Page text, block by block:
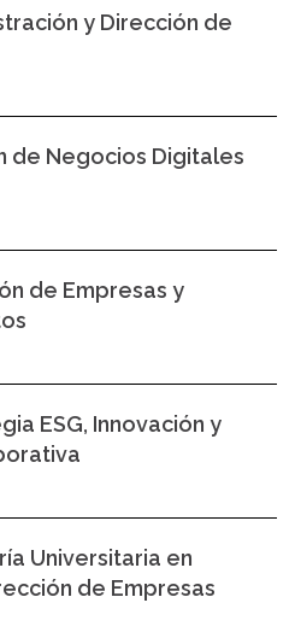
y Dirección de
de Negocios Digitales
de Empresas y
ESG, Innovación y
Universitaria en
de Empresas